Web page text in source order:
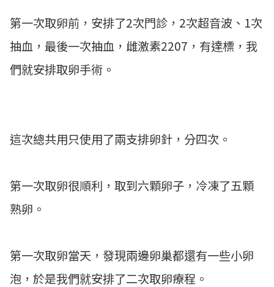
第一次取卵前，安排了2次門診，2次超音波、1次
抽血，最後一次抽血，雌激素2207，有達標，我
們就安排取卵手術。
這次總共用只使用了兩支排卵針，分四次。
第一次取卵很順利，取到六顆卵子，冷凍了五顆
熟卵。
第一次取卵當天，發現兩邊卵巢都還有一些小卵
泡，於是我們就安排了二次取卵療程。